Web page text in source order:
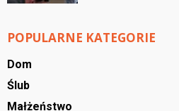
POPULARNE KATEGORIE
Dom
Ślub
Małżeństwo